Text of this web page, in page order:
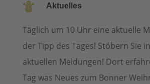
 Aktuelles
Täglich um 10 Uhr eine aktuelle
der Tipp des Tages! Stöbern Sie
aktuellen Meldungen! Dort
Tag was Neues zum Bonner